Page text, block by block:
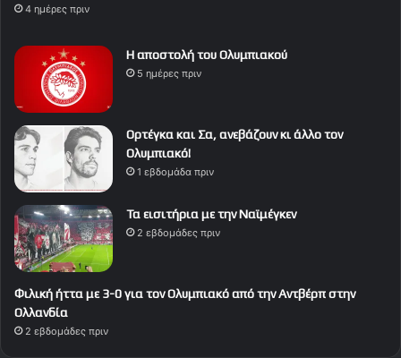
4 ημέρες πριν
Η αποστολή του Ολυμπιακού
5 ημέρες πριν
Ορτέγκα και Σα, ανεβάζουν κι άλλο τον
Ολυμπιακό!
1 εβδομάδα πριν
Τα εισιτήρια με την Ναϊμέγκεν
2 εβδομάδες πριν
Φιλική ήττα με 3-0 για τον Ολυμπιακό από την Αντβέρπ στην
Ολλανδία
2 εβδομάδες πριν